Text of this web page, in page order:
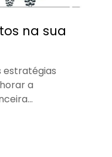
na sua
estratégias
a